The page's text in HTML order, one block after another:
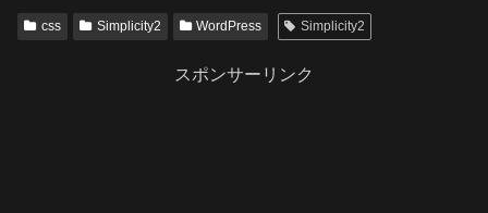
css Simplicity2 WordPress Simplicity2
スポンサーリンク